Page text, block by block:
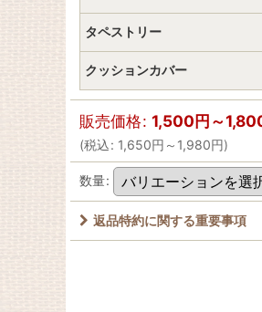
タペストリー
クッションカバー
販売価格: 1,500円～
(税込: 1,650円 ～1,980円)
数量:
返品特約に関する重要事項